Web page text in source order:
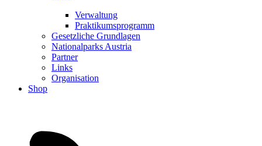
Verwaltung
Praktikumsprogramm
Gesetzliche Grundlagen
Nationalparks Austria
Partner
Links
Organisation
Shop